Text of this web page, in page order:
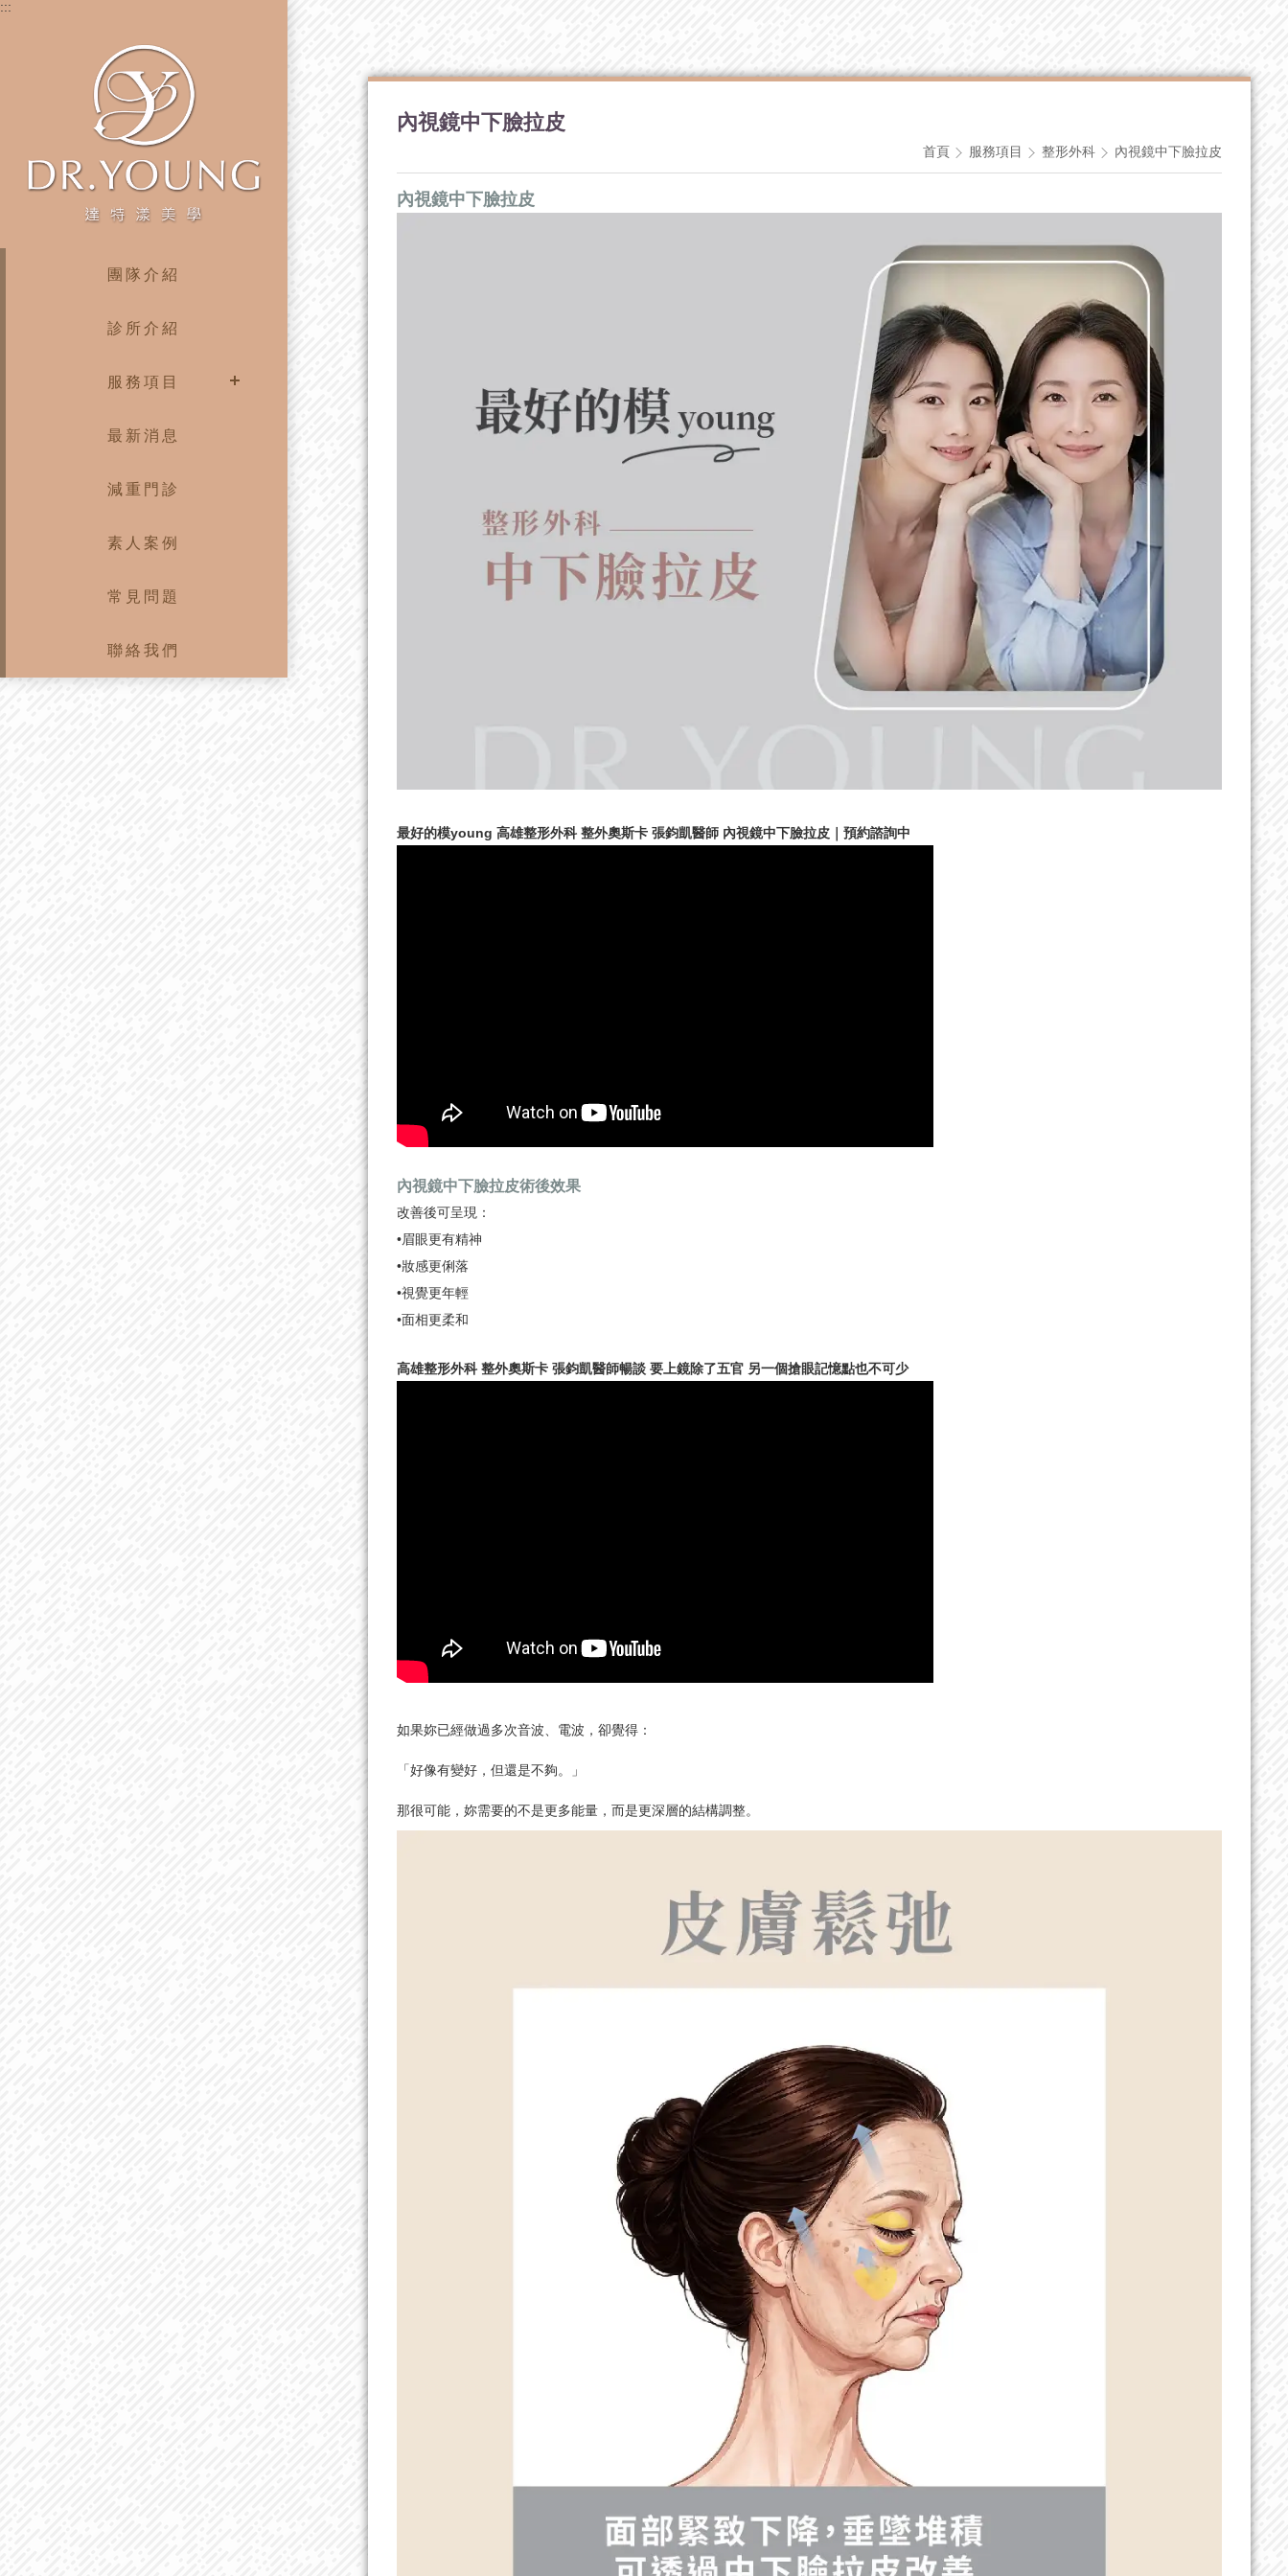
:::
團隊介紹
診所介紹
服務項目
最新消息
減重門診
素人案例
常見問題
聯絡我們
內視鏡中下臉拉皮
首頁 服務項目 整形外科 內視鏡中下臉拉皮
內視鏡中下臉拉皮
最好的模young 高雄整形外科 整外奧斯卡 張鈞凱醫師 內視鏡中下臉拉皮｜預約諮詢中
內視鏡中下臉拉皮術後效果
改善後可呈現：
•眉眼更有精神
•妝感更俐落
•視覺更年輕
•面相更柔和
高雄整形外科 整外奧斯卡 張鈞凱醫師暢談 要上鏡除了五官 另一個搶眼記憶點也不可少
如果妳已經做過多次音波、電波，卻覺得：
「好像有變好，但還是不夠。」
那很可能，妳需要的不是更多能量，而是更深層的結構調整。